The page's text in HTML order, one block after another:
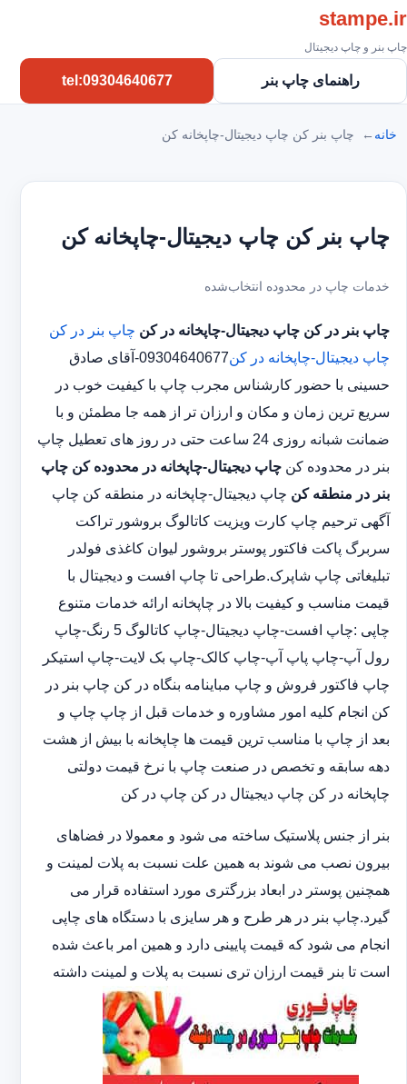
stampe.ir
چاپ بنر و چاپ دیجیتال
راهنمای چاپ بنر tel:09304640677
خانه چاپ بنر کن چاپ دیجیتال-چاپخانه کن
چاپ بنر کن چاپ دیجیتال-چاپخانه کن
خدمات چاپ در محدوده انتخاب‌شده
چاپ بنر در کن چاپ دیجیتال-چاپخانه در کن چاپ بنر در کن
چاپ دیجیتال-چاپخانه در کن
09304640677-آقای صادق
حسینی با حضور کارشناس مجرب چاپ با کیفیت خوب در
سریع ترین زمان و مکان و ارزان تر از همه جا مطمئن و با
ضمانت شبانه روزی 24 ساعت حتی در روز های تعطیل چاپ
بنر در محدوده کن چاپ دیجیتال-چاپخانه در محدوده کن چاپ
بنر در منطقه کن چاپ دیجیتال-چاپخانه در منطقه کن چاپ
آگهی ترحیم چاپ کارت ویزیت کاتالوگ بروشور تراکت
سربرگ پاکت فاکتور پوستر بروشور لیوان کاغذی فولدر
تبلیغاتی چاپ شاپرک.طراحی تا چاپ افست و دیجیتال با
قیمت مناسب و کیفیت بالا در چاپخانه ارائه خدمات متنوع
چاپی :چاپ افست-چاپ دیجیتال-چاپ کاتالوگ 5 رنگ-چاپ
رول آپ-چاپ پاپ آپ-چاپ کالک-چاپ بک لایت-چاپ استیکر
چاپ فاکتور فروش و چاپ مباینامه بنگاه در کن چاپ بنر در
کن انجام کلیه امور مشاوره و خدمات قبل از چاپ چاپ و
بعد از چاپ با مناسب ترین قیمت ها چاپخانه با بیش از هشت
دهه سابقه و تخصص در صنعت چاپ با نرخ قیمت دولتی
چاپخانه در کن چاپ دیجیتال در کن چاپ در کن
بنر از جنس پلاستیک ساخته می شود و معمولا در فضاهای
بیرون نصب می شوند به همین علت نسبت به پلات لمینت و
همچنین پوستر در ابعاد بزرگتری مورد استفاده قرار می
گیرد.چاپ بنر در هر طرح و هر سایزی با دستگاه های چاپی
انجام می شود که قیمت پایینی دارد و همین امر باعث شده
است تا بنر قیمت ارزان تری نسبت به پلات و لمینت داشته